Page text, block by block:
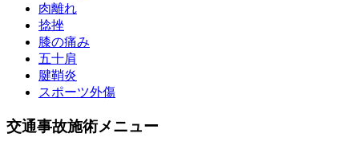
肉離れ
捻挫
膝の痛み
五十肩
腱鞘炎
スポーツ外傷
交通事故施術メニュー